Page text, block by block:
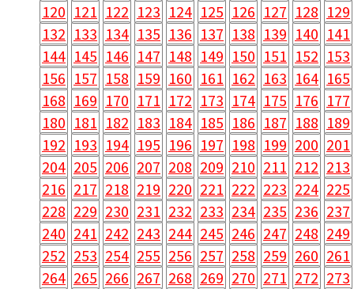
120 121 122 123 124 125 126 127 128 129
132 133 134 135 136 137 138 139 140 141
144 145 146 147 148 149 150 151 152 153
156 157 158 159 160 161 162 163 164 165
168 169 170 171 172 173 174 175 176 177
180 181 182 183 184 185 186 187 188 189
192 193 194 195 196 197 198 199 200 201
204 205 206 207 208 209 210 211 212 213
216 217 218 219 220 221 222 223 224 225
228 229 230 231 232 233 234 235 236 237
240 241 242 243 244 245 246 247 248 249
252 253 254 255 256 257 258 259 260 261
264 265 266 267 268 269 270 271 272 273